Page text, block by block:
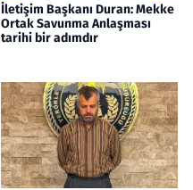
İletişim Başkanı Duran: Mekke
Ortak Savunma Anlaşması
tarihi bir adımdır